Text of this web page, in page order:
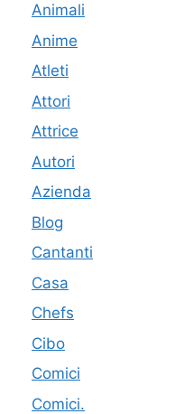
Animali
Anime
Atleti
Attori
Attrice
Autori
Azienda
Blog
Cantanti
Casa
Chefs
Cibo
Comici
Comici.